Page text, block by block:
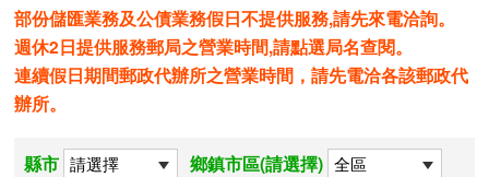
部份儲匯業務及公債業務假日不提供服務,請先來電洽詢。
週休2日提供服務郵局之營業時間,請點選局名查閱。
連續假日期間郵政代辦所之營業時間，請先電洽各該郵政代
辦所。
縣市 鄉鎮市區(請選擇)